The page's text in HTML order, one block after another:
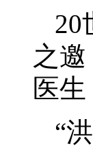
20
之
医
“